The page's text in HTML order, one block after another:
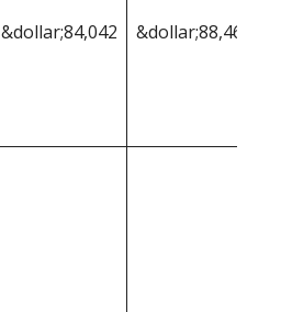
&dollar;84,042 &dollar;88,462